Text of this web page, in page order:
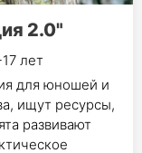
2.0"
лет
для юношей и
ищут ресурсы,
развивают